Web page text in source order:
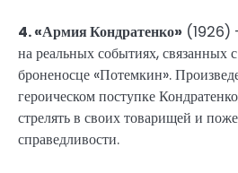
4. «Армия Кондратенко» (1926)
на реальных событиях, связанных
броненосце «Потемкин».
героическом поступке
стрелять в своих товарищей и
справедливости.